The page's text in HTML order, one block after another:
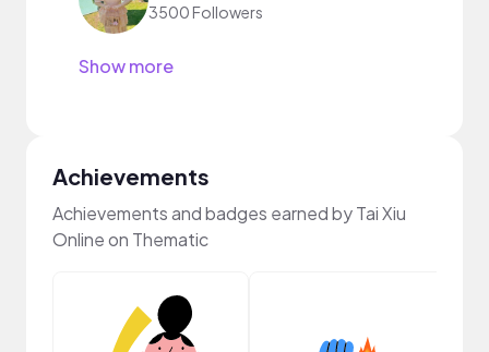
3500 Followers
Show more
Achievements
Achievements and badges earned by Tai Xiu
Online on Thematic